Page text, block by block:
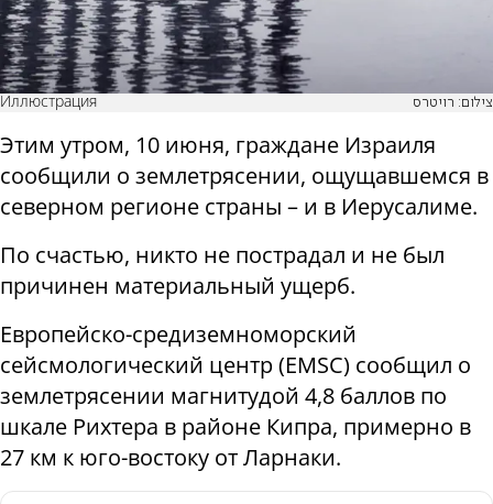
Иллюстрация צילום: רויטרס
Этим утром, 10 июня, граждане Израиля
сообщили о землетрясении, ощущавшемся в
северном регионе страны – и в Иерусалиме.
По счастью, никто не пострадал и не был
причинен материальный ущерб.
Европейско-средиземноморский
сейсмологический центр (EMSC) сообщил о
землетрясении магнитудой 4,8 баллов по
шкале Рихтера в районе Кипра, примерно в
27 км к юго-востоку от Ларнаки.